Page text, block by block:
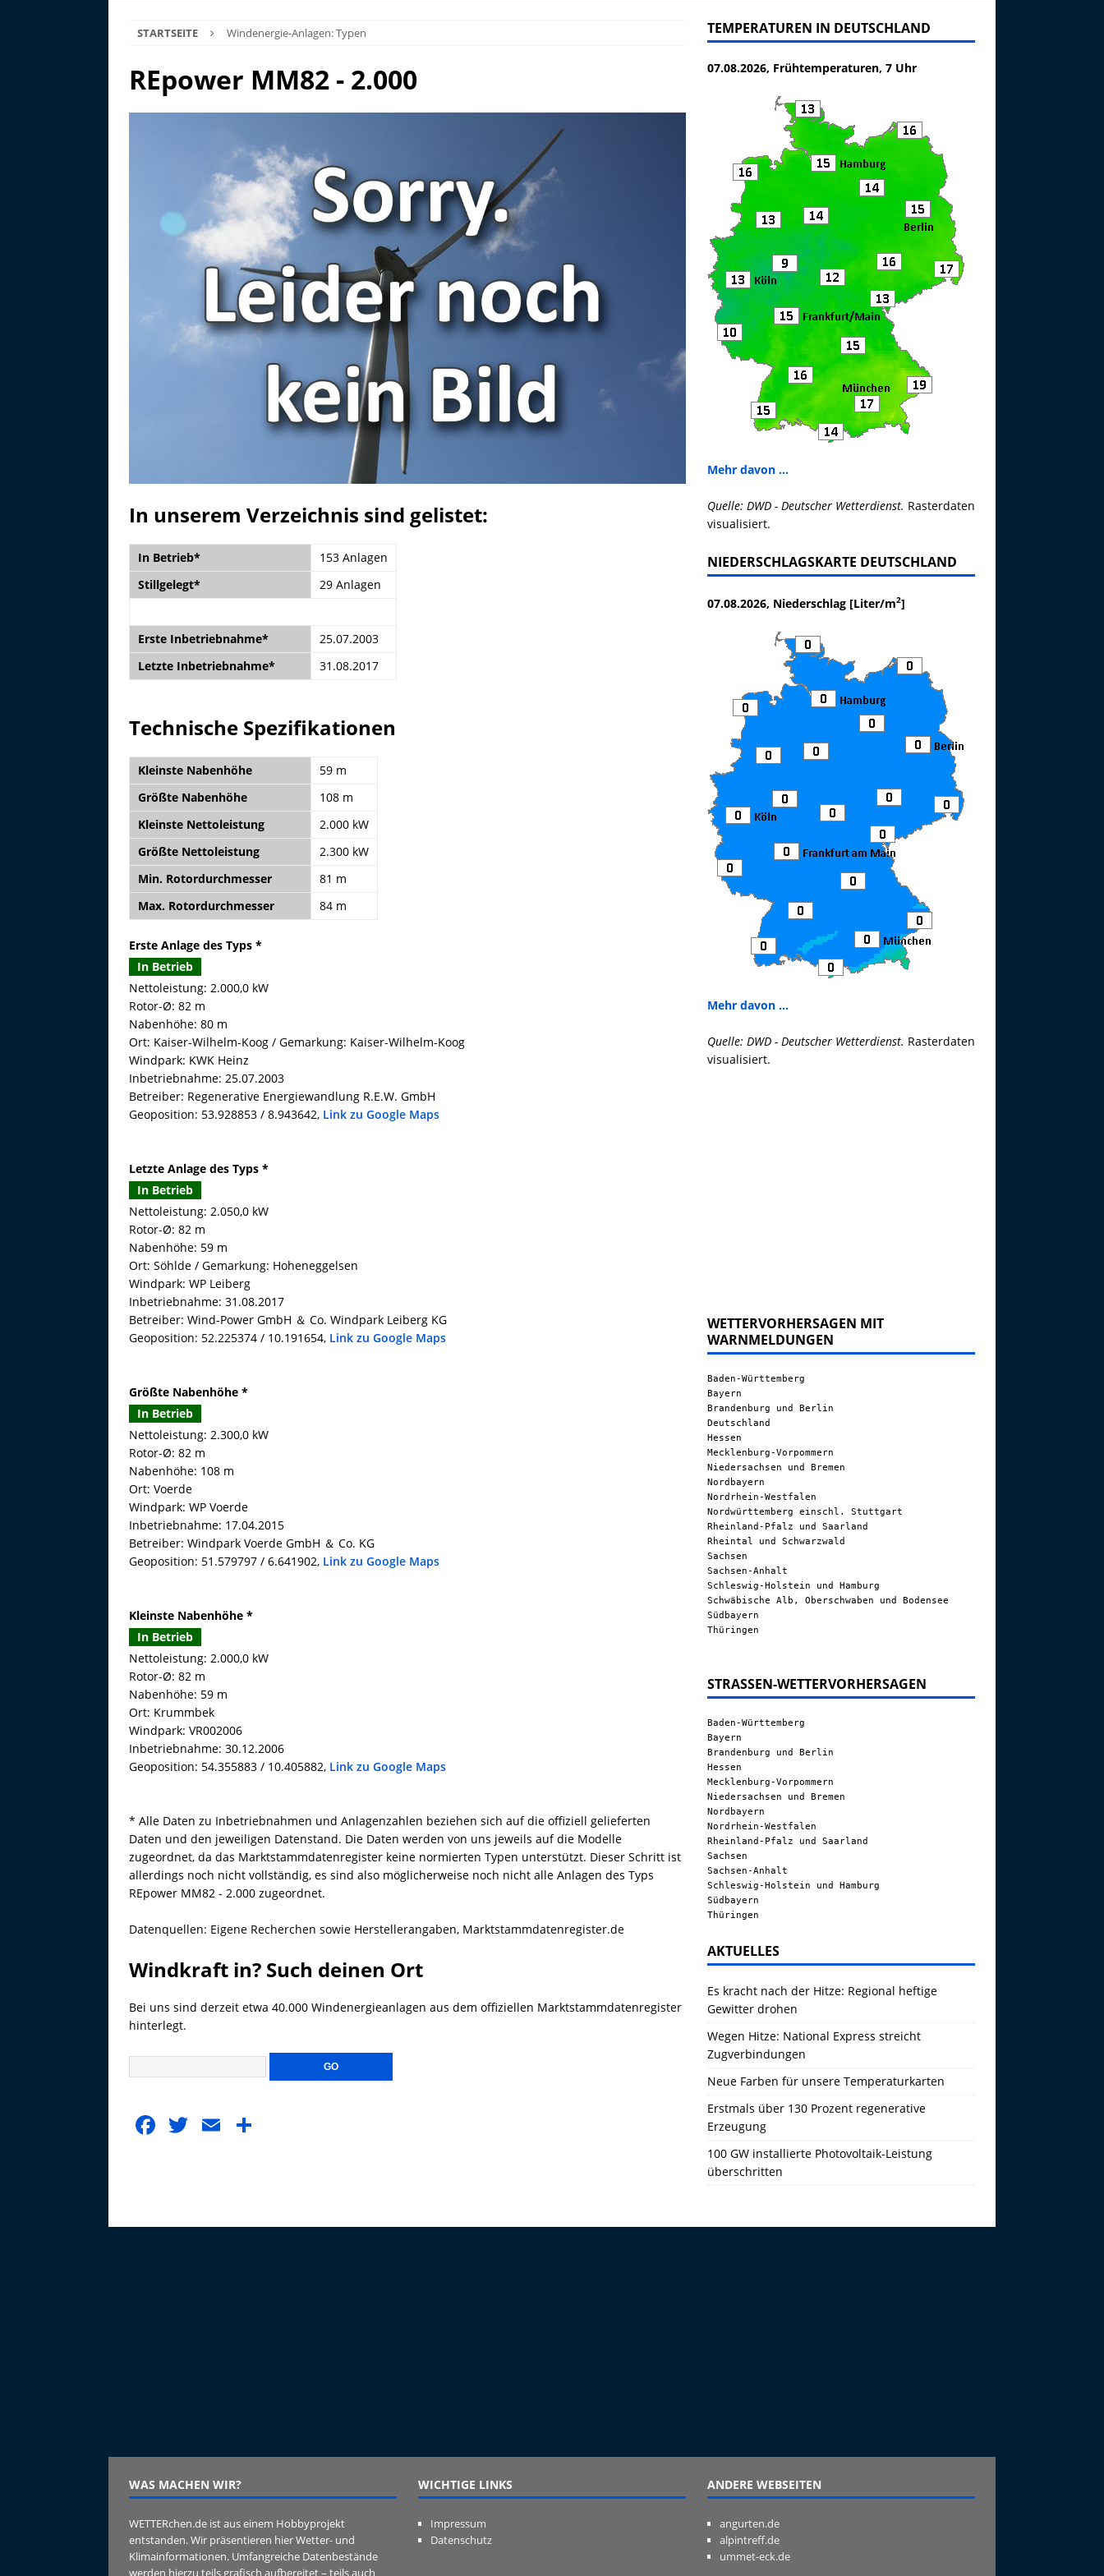
STARTSEITE Windenergie-Anlagen: Typen
REpower MM82 - 2.000
In unserem Verzeichnis sind gelistet:
In Betrieb*
153 Anlagen
Stillgelegt*
29 Anlagen
Erste Inbetriebnahme*
25.07.2003
Letzte Inbetriebnahme*
31.08.2017
Technische Spezifikationen
Kleinste Nabenhöhe
59 m
Größte Nabenhöhe
108 m
Kleinste Nettoleistung
2.000 kW
Größte Nettoleistung
2.300 kW
Min. Rotordurchmesser
81 m
Max. Rotordurchmesser
84 m
Erste Anlage des Typs *
In Betrieb
Nettoleistung: 2.000,0 kW
Rotor-Ø: 82 m
Nabenhöhe: 80 m
Ort: Kaiser-Wilhelm-Koog / Gemarkung: Kaiser-Wilhelm-Koog
Windpark: KWK Heinz
Inbetriebnahme: 25.07.2003
Betreiber: Regenerative Energiewandlung R.E.W. GmbH
Geoposition: 53.928853 / 8.943642, Link zu Google Maps
Letzte Anlage des Typs *
In Betrieb
Nettoleistung: 2.050,0 kW
Rotor-Ø: 82 m
Nabenhöhe: 59 m
Ort: Söhlde / Gemarkung: Hoheneggelsen
Windpark: WP Leiberg
Inbetriebnahme: 31.08.2017
Betreiber: Wind-Power GmbH ＆ Co. Windpark Leiberg KG
Geoposition: 52.225374 / 10.191654, Link zu Google Maps
Größte Nabenhöhe *
In Betrieb
Nettoleistung: 2.300,0 kW
Rotor-Ø: 82 m
Nabenhöhe: 108 m
Ort: Voerde
Windpark: WP Voerde
Inbetriebnahme: 17.04.2015
Betreiber: Windpark Voerde GmbH ＆ Co. KG
Geoposition: 51.579797 / 6.641902, Link zu Google Maps
Kleinste Nabenhöhe *
In Betrieb
Nettoleistung: 2.000,0 kW
Rotor-Ø: 82 m
Nabenhöhe: 59 m
Ort: Krummbek
Windpark: VR002006
Inbetriebnahme: 30.12.2006
Geoposition: 54.355883 / 10.405882, Link zu Google Maps
* Alle Daten zu Inbetriebnahmen und Anlagenzahlen beziehen sich auf die offiziell gelieferten
Daten und den jeweiligen Datenstand. Die Daten werden von uns jeweils auf die Modelle
zugeordnet, da das Marktstammdatenregister keine normierten Typen unterstützt. Dieser Schritt ist
allerdings noch nicht vollständig, es sind also möglicherweise noch nicht alle Anlagen des Typs
REpower MM82 - 2.000 zugeordnet.
Datenquellen: Eigene Recherchen sowie Herstellerangaben, Marktstammdatenregister.de
Windkraft in? Such deinen Ort
Bei uns sind derzeit etwa 40.000 Windenergieanlagen aus dem offiziellen Marktstammdatenregister
hinterlegt.
F
b
T
r
E
TEMPERATUREN IN DEUTSCHLAND
07.08.2026, Frühtemperaturen, 7 Uhr
Mehr davon ...
Quelle: DWD - Deutscher Wetterdienst. Rasterdaten
visualisiert.
NIEDERSCHLAGSKARTE DEUTSCHLAND
07.08.2026, Niederschlag [Liter/m2]
Mehr davon ...
Quelle: DWD - Deutscher Wetterdienst. Rasterdaten
visualisiert.
WETTERVORHERSAGEN MIT
WARNMELDUNGEN
Baden-Württemberg
Bayern
Brandenburg und Berlin
Deutschland
Hessen
Mecklenburg-Vorpommern
Niedersachsen und Bremen
Nordbayern
Nordrhein-Westfalen
Nordwürttemberg einschl. Stuttgart
Rheinland-Pfalz und Saarland
Rheintal und Schwarzwald
Sachsen
Sachsen-Anhalt
Schleswig-Holstein und Hamburg
Schwäbische Alb, Oberschwaben und Bodensee
Südbayern
Thüringen
STRASSEN-WETTERVORHERSAGEN
Baden-Württemberg
Bayern
Brandenburg und Berlin
Hessen
Mecklenburg-Vorpommern
Niedersachsen und Bremen
Nordbayern
Nordrhein-Westfalen
Rheinland-Pfalz und Saarland
Sachsen
Sachsen-Anhalt
Schleswig-Holstein und Hamburg
Südbayern
Thüringen
AKTUELLES
Es kracht nach der Hitze: Regional heftige
Gewitter drohen
Wegen Hitze: National Express streicht
Zugverbindungen
Neue Farben für unsere Temperaturkarten
Erstmals über 130 Prozent regenerative
Erzeugung
100 GW installierte Photovoltaik-Leistung
überschritten
WAS MACHEN WIR?
WETTERchen.de ist aus einem Hobbyprojekt
entstanden. Wir präsentieren hier Wetter- und
Klimainformationen. Umfangreiche Datenbestände
werden hierzu teils grafisch aufbereitet – teils auch
WICHTIGE LINKS
Impressum
Datenschutz
ANDERE WEBSEITEN
angurten.de
alpintreff.de
ummet-eck.de